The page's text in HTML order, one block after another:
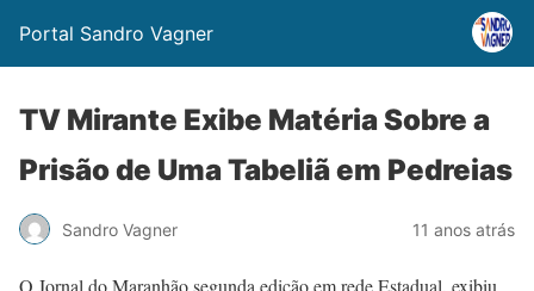
Portal Sandro Vagner
TV Mirante Exibe Matéria Sobre a
Prisão de Uma Tabeliã em Pedreias
Sandro Vagner 11 anos atrás
O Jornal do Maranhão segunda edição em rede Estadual, exibiu